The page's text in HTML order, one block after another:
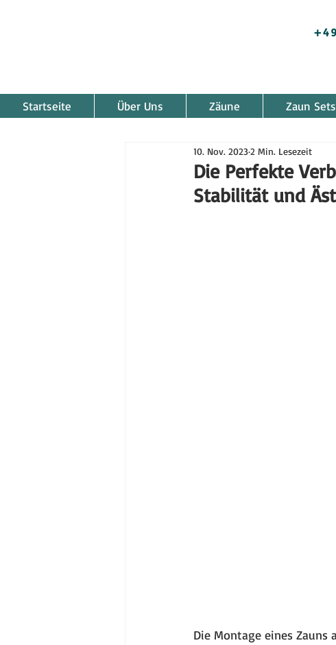
Startseite Über Uns Zäune Zaun Sets
Die Perfekte
Stabilität und
10. Nov. 20232 Min. Lesezeit
Die Montage eines